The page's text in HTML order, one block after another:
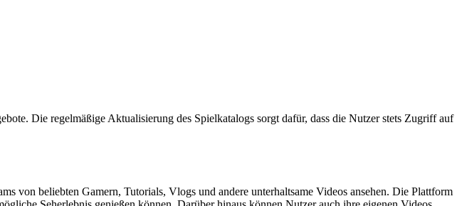
Die regelmäßige Aktualisierung des Spielkatalogs sorgt dafür, dass die Nutzer stets Zugriff auf
von beliebten Gamern, Tutorials, Vlogs und andere unterhaltsame Videos ansehen. Die Plattform